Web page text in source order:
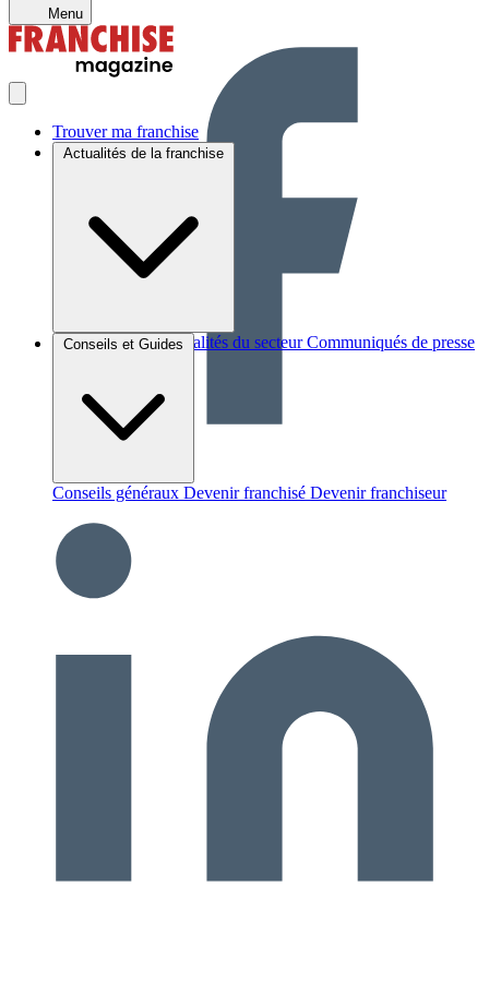
Menu
Trouver ma franchise
Actualités de la franchise
Brèves et actus Actualités du secteur Communiqués de presse
Conseils et Guides
Conseils généraux Devenir franchisé Devenir franchiseur